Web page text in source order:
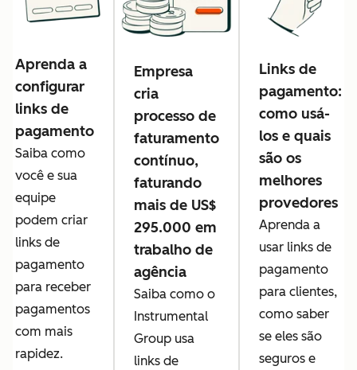
Aprenda a
configurar
links de
pagamento
Saiba como
você e sua
equipe
podem criar
links de
pagamento
para receber
pagamentos
com mais
rapidez.
Empresa
cria
processo de
faturamento
contínuo,
faturando
mais de US$
295.000 em
trabalho de
agência
Saiba como o
Instrumental
Group usa
links de
Links de
pagamento:
como usá-
los e quais
são os
melhores
provedores
Aprenda a
usar links de
pagamento
para clientes,
como saber
se eles são
seguros e